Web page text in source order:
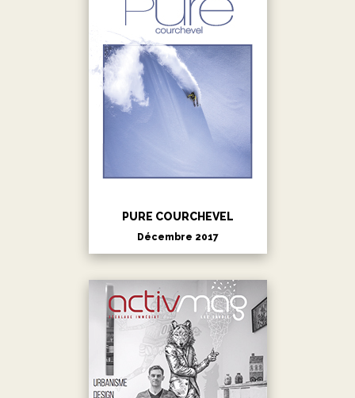
PURE COURCHEVEL
Décembre 2017